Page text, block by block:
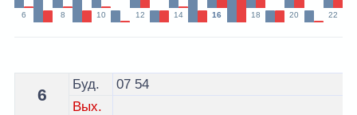
6 8 10 12 14 16 18 20 22
Расписание 34 автобуса Гродно - остановка ул.
6
Буд. 07 54
Вых.